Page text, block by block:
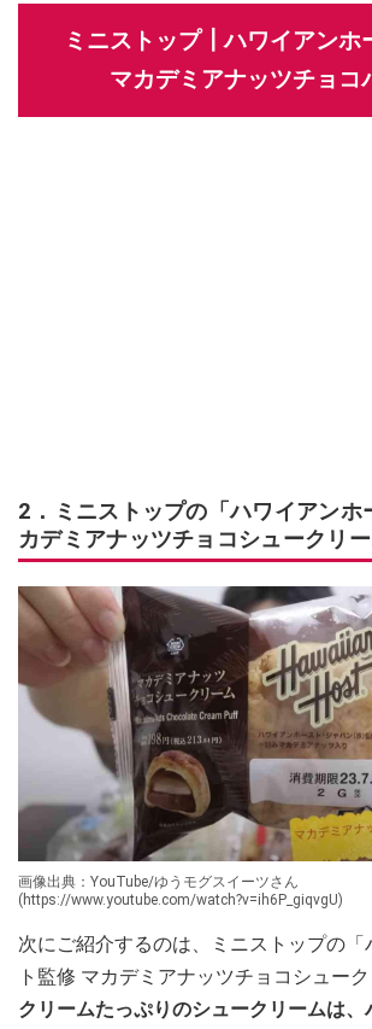
ミニストップ┃ハワイアンホ
マカデミアナッツチョコ
2．ミニストップの「ハワイアンホ
カデミアナッツチョコシュークリー
画像出典：YouTube/ゆうモグスイーツさん
(https://www.youtube.com/watch?v=ih6P_giqvgU)
次にご紹介するのは、ミニストップの「
ト監修 マカデミアナッツチョコシューク
クリームたっぷりのシュークリームは、